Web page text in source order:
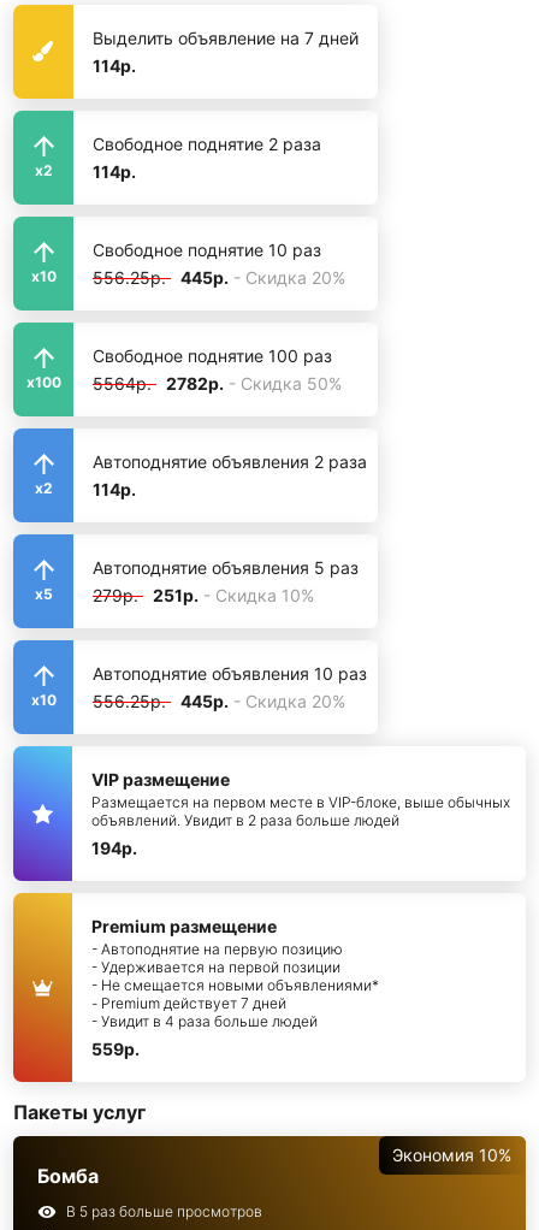
Выделить объявление на 7 дней
114р.
x2
Свободное поднятие 2 раза
114р.
x10
Свободное поднятие 10 раз
556.25р. 445р. - Скидка 20%
x100
Свободное поднятие 100 раз
5564р. 2782р. - Скидка 50%
x2
Автоподнятие объявления 2 раза
114р.
x5
Автоподнятие объявления 5 раз
279р. 251р. - Скидка 10%
x10
Автоподнятие объявления 10 раз
556.25р. 445р. - Скидка 20%
VIP размещение
Размещается на первом месте в VIP-блоке, выше обычных
объявлений. Увидит в 2 раза больше людей
194р.
Premium размещение
- Автоподнятие на первую позицию
- Удерживается на первой позиции
- Не смещается новыми объявлениями*
- Premium действует 7 дней
- Увидит в 4 раза больше людей
559р.
Пакеты услуг
Экономия 10%
Бомба
В 5 раз больше просмотров